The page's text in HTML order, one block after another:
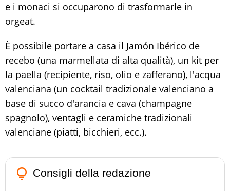
e i monaci si occuparono di trasformarle in
orgeat.
È possibile portare a casa il Jamón Ibérico de
recebo (una marmellata di alta qualità), un kit per
la paella (recipiente, riso, olio e zafferano), l'acqua
valenciana (un cocktail tradizionale valenciano a
base di succo d'arancia e cava (champagne
spagnolo), ventagli e ceramiche tradizionali
valenciane (piatti, bicchieri, ecc.).
lightbulb_outline Consigli della redazione